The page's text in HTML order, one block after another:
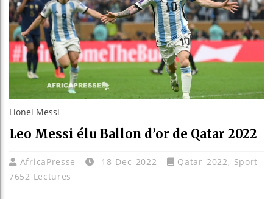
Bénin
Lionel Messi
Leo Messi élu Ballon d’or de Qatar 2022
AfricaPresse 18 Dec 2022 Qatar 2022, Sport
7652 Lectures